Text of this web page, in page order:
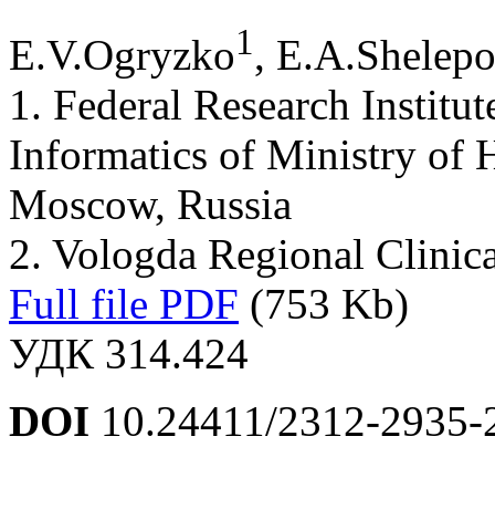
E.V.Ogryzko1,
1. Federal Research
Informatics of Ministry of
Moscow, Russia
2. Vologda Regional
Full file PDF (753 Kb)
УДК 314.424
DOI 10.24411/2312-